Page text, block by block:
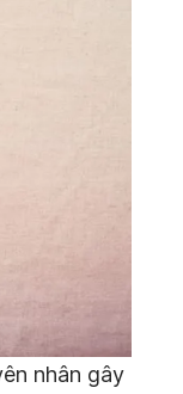
nhân gây